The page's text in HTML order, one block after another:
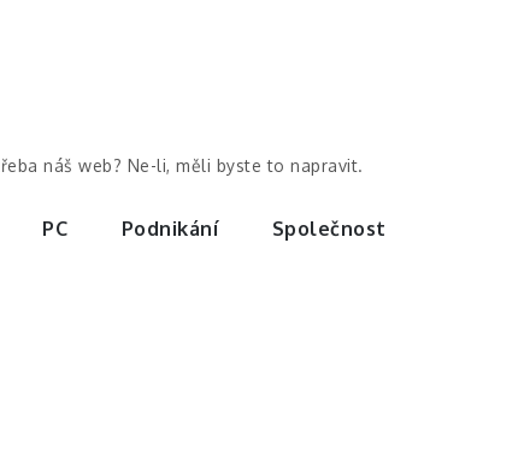
náš web? Ne-li, měli byste to napravit.
PC Podnikání Společnost